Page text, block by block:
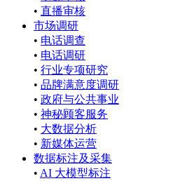
• 直播审核
市场调研
• 电话调查
• 电话调研
• 行业专项研究
• 品牌满意度调研
• 政府与公共事业
• 神秘顾客服务
• 大数据分析
• 新媒体运营
数据标注及采集
• AI 大模型标注